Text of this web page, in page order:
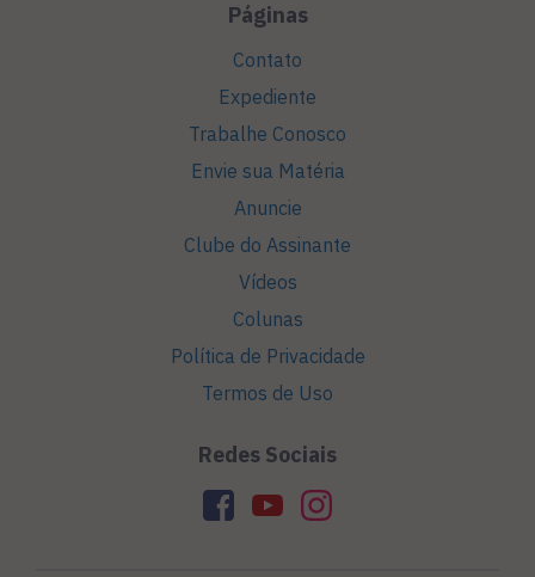
Páginas
Contato
Expediente
Trabalhe Conosco
Envie sua Matéria
Anuncie
Clube do Assinante
Vídeos
Colunas
Política de Privacidade
Termos de Uso
Redes Sociais